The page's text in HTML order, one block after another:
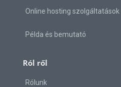
Online hosting szolgáltatások
Példa és bemutató
Ról ről
Rólunk